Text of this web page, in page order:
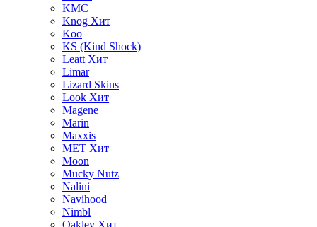
KMC
Knog Хит
Koo
KS (Kind Shock)
Leatt Хит
Limar
Lizard Skins
Look Хит
Magene
Marin
Maxxis
MET Хит
Moon
Mucky Nutz
Nalini
Navihood
Nimbl
Oakley Хит